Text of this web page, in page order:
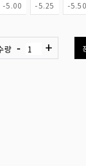
-5.00 -5.25 -5.50
량 - +